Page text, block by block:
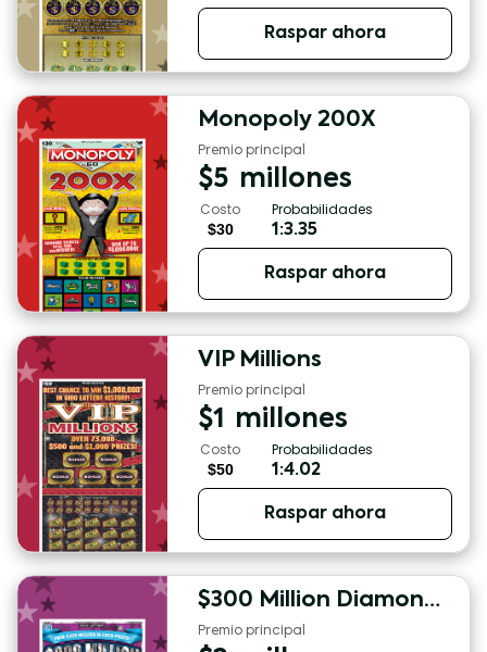
Raspar ahora
Monopoly 200X
Premio principal
$5 millones
Costo
$30
Probabilidades
1:3.35
Raspar ahora
VIP Millions
Premio principal
$1 millones
Costo
$50
Probabilidades
1:4.02
Raspar ahora
$300 Million Diamond Dazzler
Premio principal